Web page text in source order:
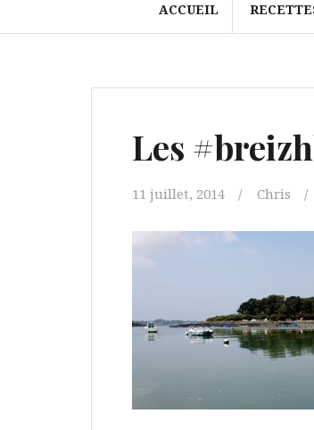
ACCUEIL
Les
11 juillet, 2014 Chris